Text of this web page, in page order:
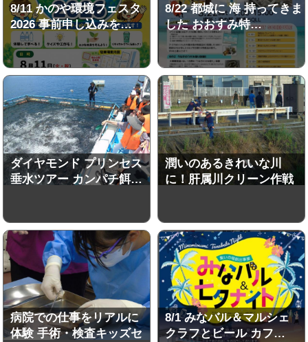
8/11 かのや環境フェスタ
2026 事前申し込みを…
8/22 都城に 海 持ってきま
した おおすみ特…
ダイヤモンド プリンセス
垂水ツアー カンパチ餌…
潤いのあるきれいな川
に！肝属川クリーン作戦
病院での仕事をリアルに
体験 手術・検査キッズセ
8/1 みなバル＆マルシェ
クラフとビール カフ…